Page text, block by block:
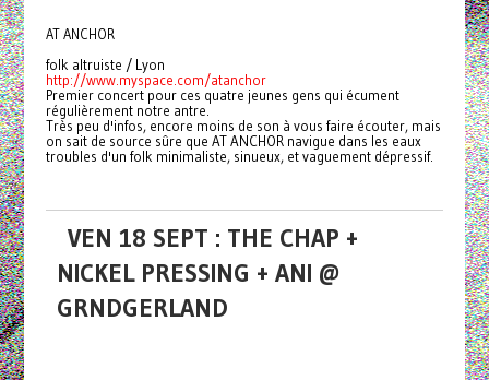
AT ANCHOR
folk altruiste / Lyon
http://www.myspace.com/atanchor
Premier concert pour ces quatre jeunes gens qui écument
régulièrement notre antre.
Très peu d'infos, encore moins de son à vous faire écouter, mais
on sait de source sûre que AT ANCHOR navigue dans les eaux
troubles d'un folk minimaliste, sinueux, et vaguement dépressif.
VEN 18 SEPT : THE CHAP +
NICKEL PRESSING + ANI @
GRNDGERLAND